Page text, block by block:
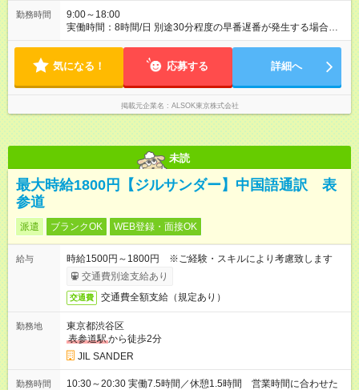
勤務時間
9:00～18:00
実働時間：8時間/日 別途30分程度の早番遅番が発生する場合が
あります（時間外手当支給）。
気になる！ 応募する 詳細へ
掲載元企業名 ALSOK東京株式会社
未読
最大時給1800円【ジルサンダー】中国語通訳 表
参道
派遣 ブランクOK WEB登録・面接OK
給与
時給1500円～1800円 ※ご経験・スキルにより考慮致します
交通費別途支給あり
交通費 交通費全額支給（規定あり）
勤務地
東京都渋谷区
表参道駅から徒歩2分
JIL SANDER
勤務時間
10:30～20:30 実働7.5時間／休憩1.5時間 営業時間に合わせた